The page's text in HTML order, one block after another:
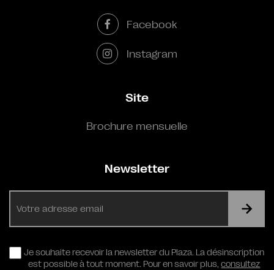
Facebook
Instagram
Site
Brochure mensuelle
Newsletter
RGPD
Je souhaite recevoir la newsletter du Plaza. La désinscription
est possible à tout moment. Pour en savoir plus,consultez